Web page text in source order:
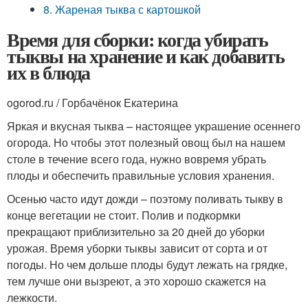
8. Жареная тыква с картошкой
Время для сборки: когда убирать
тыквы на хранение и как добавить
их в блюда
ogorod.ru / Горбачёнок Екатерина
Яркая и вкусная тыква – настоящее украшение осеннего
огорода. Но чтобы этот полезный овощ был на нашем
столе в течение всего года, нужно вовремя убрать
плоды и обеспечить правильные условия хранения.
Осенью часто идут дожди – поэтому поливать тыкву в
конце вегетации не стоит. Полив и подкормки
прекращают приблизительно за 20 дней до уборки
урожая. Время уборки тыквы зависит от сорта и от
погоды. Но чем дольше плоды будут лежать на грядке,
тем лучше они вызреют, а это хорошо скажется на
лежкости.